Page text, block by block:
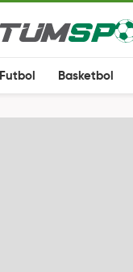
Futbol Basketbol